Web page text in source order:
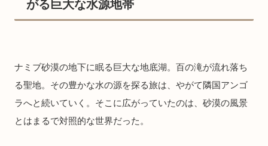
がる巨大な水源地帯
ナミブ砂漠の地下に眠る巨大な地底湖。百の滝が流れ落ち
る聖地。その豊かな水の源を探る旅は、やがて隣国アンゴ
ラへと続いていく。そこに広がっていたのは、砂漠の風景
とはまるで対照的な世界だった。